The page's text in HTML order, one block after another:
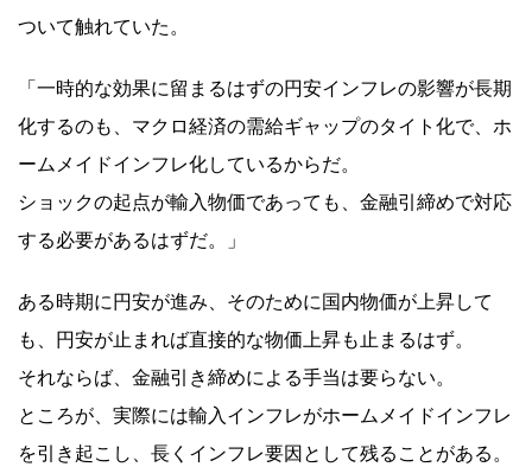
ついて触れていた。
「一時的な効果に留まるはずの円安インフレの影響が長期
化するのも、マクロ経済の需給ギャップのタイト化で、ホ
ームメイドインフレ化しているからだ。
ショックの起点が輸入物価であっても、金融引締めで対応
する必要があるはずだ。」
ある時期に円安が進み、そのために国内物価が上昇して
も、円安が止まれば直接的な物価上昇も止まるはず。
それならば、金融引き締めによる手当は要らない。
ところが、実際には輸入インフレがホームメイドインフレ
を引き起こし、長くインフレ要因として残ることがある。